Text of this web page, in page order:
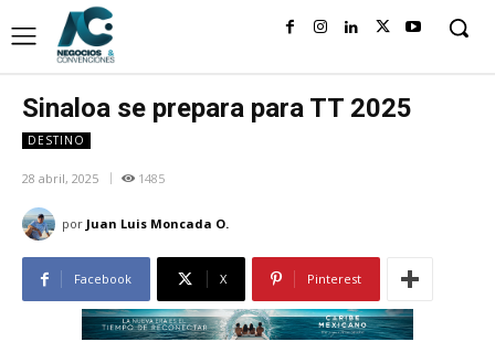
Sinaloa se prepara para TT 2025
DESTINO
28 abril, 2025 1485
por Juan Luis Moncada O.
Facebook X Pinterest